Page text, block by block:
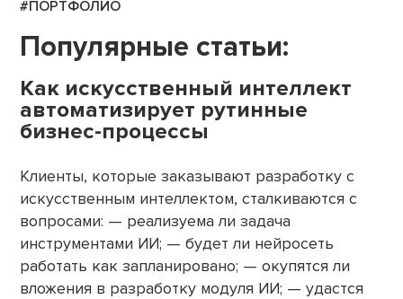
#ПОРТФОЛИО
Популярные статьи:
Как искусственный интеллект
автоматизирует рутинные
бизнес-процессы
Клиенты, которые заказывают разработку с
искусственным интеллектом, сталкиваются с
вопросами: — реализуема ли задача
инструментами ИИ; — будет ли нейросеть
работать как запланировано; — окупятся ли
вложения в разработку модуля ИИ; — удастся